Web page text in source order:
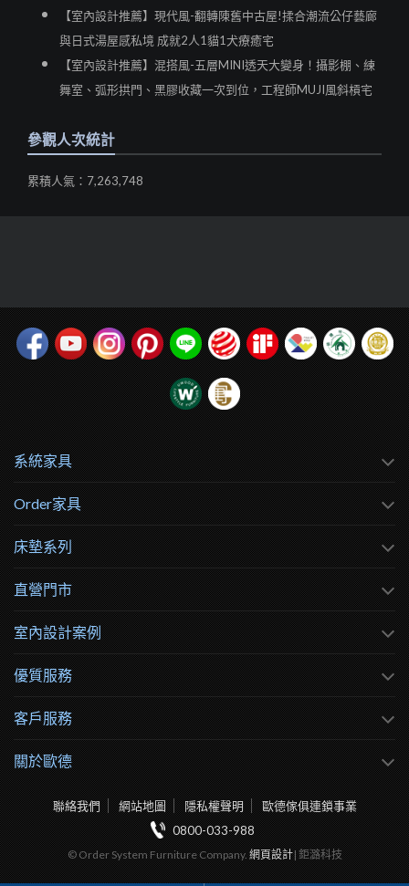
【室內設計推薦】現代風-翻轉陳舊中古屋!揉合潮流公仔藝廊
與日式湯屋感私境 成就2人1貓1犬療癒宅
【室內設計推薦】混搭風-五層MINI透天大變身！攝影棚、練
舞室、弧形拱門、黑膠收藏一次到位，工程師MUJI風斜槓宅
參觀人次統計
累積人氣：7,263,748
系統家具
Order家具
床墊系列
直營門市
室內設計案例
優質服務
客戶服務
關於歐德
聯絡我們 網站地圖 隱私權聲明
歐德傢俱連鎖事業
0800-033-988
© Order System Furniture Company.網頁設計| 鉅潞科技